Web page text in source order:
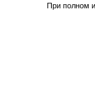
При полном